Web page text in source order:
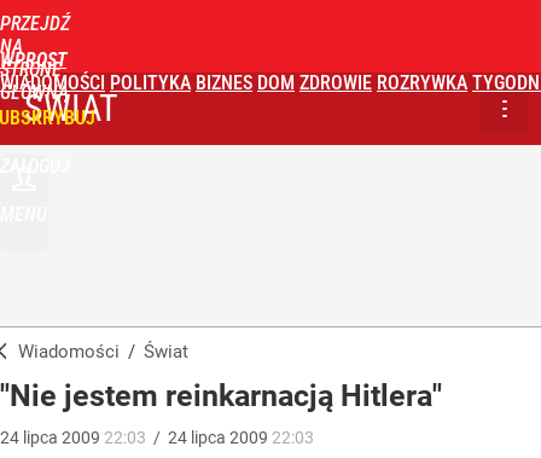
PRZEJDŹ
NA
STRONĘ
GŁÓWNĄ
WPROST
WIADOMOŚCI POLITYKA BIZNES DOM ZDROWIE ROZRYWKA
ŚWIAT
Wiadomości / Świat
"Nie jestem reinkarnacją Hitlera"
24 lipca 2009 22:03 / 24 lipca 2009 22:03